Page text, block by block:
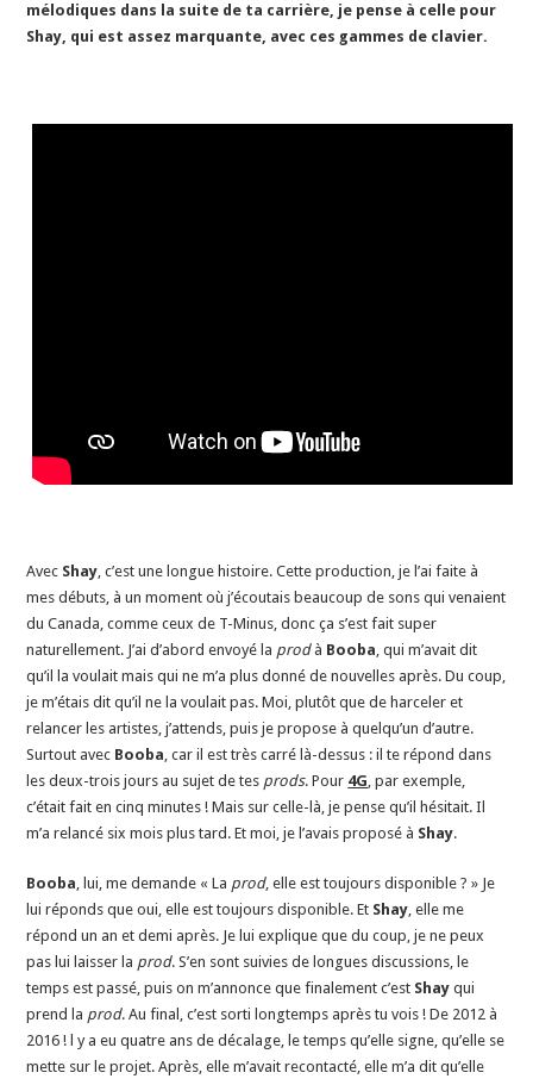
mélodiques dans la suite de ta carrière, je pense à celle pour
Shay, qui est assez marquante, avec ces gammes de clavier.
Avec Shay , c’est une longue histoire. Cette production, je l’ai faite à
mes débuts, à un moment où j’écoutais beaucoup de sons qui venaient
du Canada, comme ceux de T-Minus, donc ça s’est fait super
naturellement. J’ai d’abord envoyé la prod à Booba , qui m’avait dit
qu’il la voulait mais qui ne m’a plus donné de nouvelles après. Du coup,
je m’étais dit qu’il ne la voulait pas. Moi, plutôt que de harceler et
relancer les artistes, j’attends, puis je propose à quelqu’un d’autre.
Surtout avec Booba , car il est très carré là-dessus : il te répond dans
les deux-trois jours au sujet de tes prods. Pour 4G , par exemple,
c’était fait en cinq minutes ! Mais sur celle-là, je pense qu’il hésitait. Il
m’a relancé six mois plus tard. Et moi, je l’avais proposé à Shay.
Booba , lui, me demande « La prod, elle est toujours disponible ? » Je
lui réponds que oui, elle est toujours disponible. Et Shay , elle me
répond un an et demi après. Je lui explique que du coup, je ne peux
pas lui laisser la prod. S’en sont suivies de longues discussions, le
temps est passé, puis on m’annonce que finalement c’est Shay qui
prend la prod. Au final, c’est sorti longtemps après tu vois ! De 2012 à
2016 ! l y a eu quatre ans de décalage, le temps qu’elle signe, qu’elle se
mette sur le projet. Après, elle m’avait recontacté, elle m’a dit qu’elle